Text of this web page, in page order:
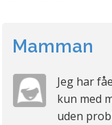
Mamman
Jeg har
kun med
uden